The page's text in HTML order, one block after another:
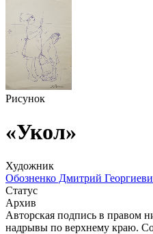
Рисунок
«Укол»
Художник
Обозненко Дмитрий
Статус
Архив
Авторская подпись в правом
надрывы по верхнему краю.